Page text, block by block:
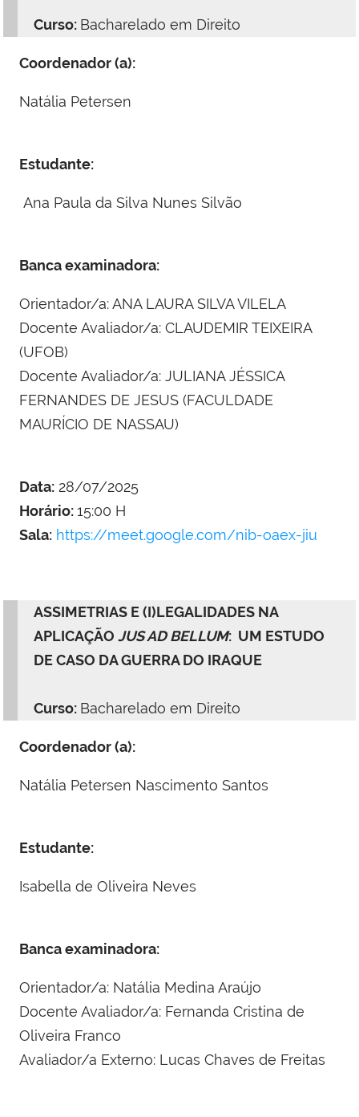
Curso: Bacharelado em Direito
Coordenador (a):
Natália Petersen
Estudante:
Ana Paula da Silva Nunes Silvão
Banca examinadora:
Orientador/a: ANA LAURA SILVA VILELA
Docente Avaliador/a: CLAUDEMIR TEIXEIRA
(UFOB)
Docente Avaliador/a: JULIANA JÉSSICA
FERNANDES DE JESUS (FACULDADE
MAURÍCIO DE NASSAU)
Data: 28/07/2025
Horário:15:00 H
Sala: https://meet.google.com/nib-oaex-jiu
ASSIMETRIAS E (I)LEGALIDADES NA
APLICAÇÃO JUS AD BELLUM: UM ESTUDO
DE CASO DA GUERRA DO IRAQUE
Curso: Bacharelado em Direito
Coordenador (a):
Natália Petersen Nascimento Santos
Estudante:
Isabella de Oliveira Neves
Banca examinadora:
Orientador/a: Natália Medina Araújo
Docente Avaliador/a: Fernanda Cristina de
Oliveira Franco
Avaliador/a Externo: Lucas Chaves de Freitas